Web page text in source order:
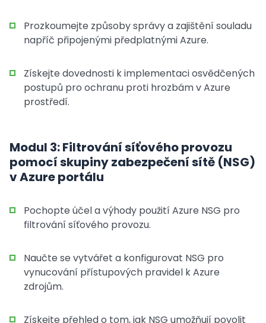
Prozkoumejte způsoby správy a zajištění souladu
napříč připojenými předplatnými Azure.
Získejte dovednosti k implementaci osvědčených
postupů pro ochranu proti hrozbám v Azure
prostředí.
Modul 3: Filtrování síťového provozu
pomocí skupiny zabezpečení sítě (NSG)
v Azure portálu
Pochopte účel a výhody použití Azure NSG pro
filtrování síťového provozu.
Naučte se vytvářet a konfigurovat NSG pro
vynucování přístupových pravidel k Azure
zdrojům.
Získejte přehled o tom, jak NSG umožňují povolit